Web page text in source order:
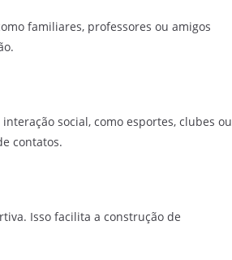
familiares, professores ou amigos
social, como esportes, clubes ou
contatos.
Isso facilita a construção de